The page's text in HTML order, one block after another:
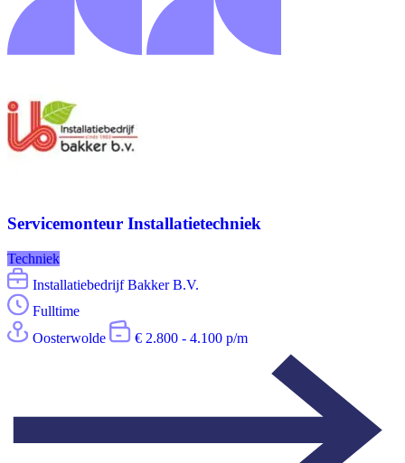
Servicemonteur Installatietechniek
Techniek
Installatiebedrijf Bakker B.V.
Fulltime
Oosterwolde
€ 2.800 - 4.100 p/m